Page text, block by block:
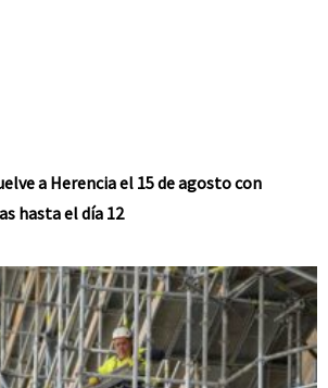
a Herencia el 15 de agosto con
hasta el día 12